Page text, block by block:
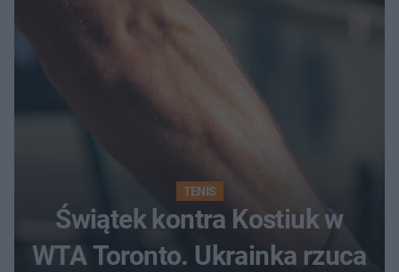
TENIS
Świątek kontra Kostiuk w
WTA Toronto. Ukrainka rzuca